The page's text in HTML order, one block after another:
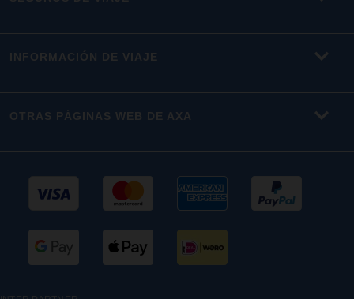
INFORMACIÓN DE VIAJE
OTRAS PÁGINAS WEB DE AXA